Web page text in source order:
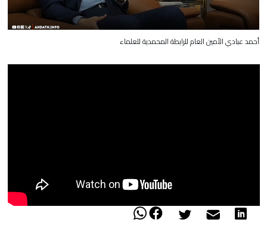
أحمد عبادي الأمين العام للرابطة المحمدية للعلماء